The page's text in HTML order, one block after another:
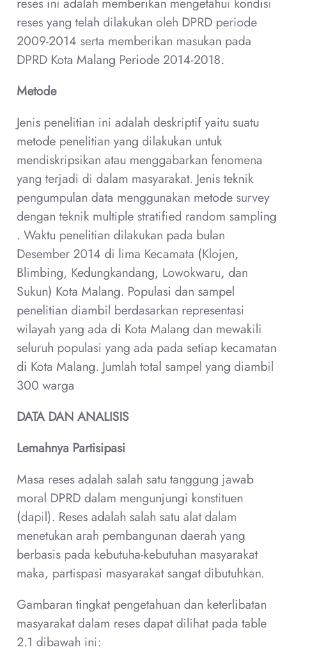
reses yang telah dilakukan oleh DPRD periode
2009-2014 serta memberikan masukan pada
DPRD Kota Malang Periode 2014-2018.
Metode
Jenis penelitian ini adalah deskriptif yaitu suatu
metode penelitian yang dilakukan untuk
mendiskripsikan atau menggabarkan fenomena
yang terjadi di dalam masyarakat. Jenis teknik
pengumpulan data menggunakan metode survey
dengan teknik multiple stratified random sampling
. Waktu penelitian dilakukan pada bulan
Desember 2014 di lima Kecamata (Klojen,
Blimbing, Kedungkandang, Lowokwaru, dan
Sukun) Kota Malang. Populasi dan sampel
penelitian diambil berdasarkan representasi
wilayah yang ada di Kota Malang dan mewakili
seluruh populasi yang ada pada setiap kecamatan
di Kota Malang. Jumlah total sampel yang diambil
300 warga
DATA DAN ANALISIS
Lemahnya Partisipasi
Masa reses adalah salah satu tanggung jawab
moral DPRD dalam mengunjungi konstituen
(dapil). Reses adalah salah satu alat dalam
menetukan arah pembangunan daerah yang
berbasis pada kebutuha-kebutuhan masyarakat
maka, partispasi masyarakat sangat dibutuhkan.
Gambaran tingkat pengetahuan dan keterlibatan
masyarakat dalam reses dapat dilihat pada table
2.1 dibawah ini: